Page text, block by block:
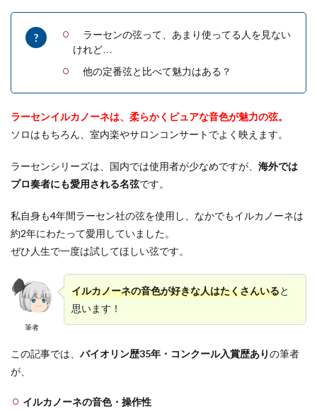
ラーセンの弦って、あまり使ってる人を見ない
けれど…
他の定番弦と比べて魅力はある？
ラーセンイルカノーネは、柔らかくピュアな音色が魅力の弦。
ソロはもちろん、室内楽やサロンコンサートでよく映えます。
ラーセンシリーズは、国内では使用者が少なめですが、 海外では
プロ奏者にも愛用される名弦です。
私自身も4年間ラーセン社の弦を使用し、なかでもイルカノーネは
約2年にわたって愛用していました。
ぜひ人生で一度は試してほしい弦です。
筆者
イルカノーネの音色が好きな人はたくさんいると
思います！
この記事では、 バイオリン歴35年・コンクール入賞歴ありの筆者
が、
イルカノーネの音色・操作性